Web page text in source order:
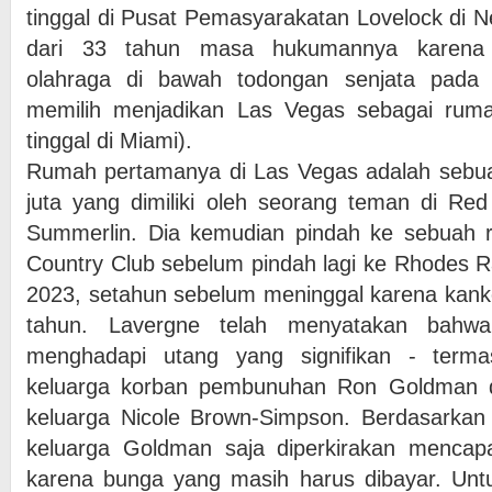
tinggal di Pusat Pemasyarakatan Lovelock di
dari 33 tahun masa hukumannya karena
olahraga di bawah todongan senjata pada
memilih menjadikan Las Vegas sebagai
tinggal di Miami).
Rumah pertamanya di Las Vegas adalah
juta yang dimiliki oleh seorang teman di
Summerlin. Dia kemudian pindah ke sebuah
Country Club sebelum pindah lagi ke Rhodes
2023, setahun sebelum meninggal karena
tahun. Lavergne telah menyatakan
menghadapi utang yang signifikan -
keluarga korban pembunuhan Ron
keluarga Nicole Brown-Simpson.
keluarga Goldman saja diperkirakan
karena bunga yang masih harus dibayar.